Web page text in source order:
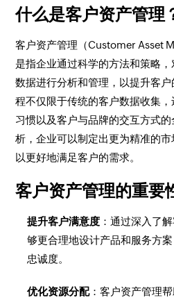
什么是客户资产管理
客户资产管理（Customer Asset
是指企业通过科学的方法和策略
数据进行分析和管理，以提升客
程不仅限于传统的客户数据收集
习惯以及客户与品牌的交互方式
析，企业可以制定出更为精准的市
以更好地满足客户的需求。
客户资产管理的重要
提升客户满意度 ：通过深入了
够更合理地设计产品和服务方
忠诚度。
优化资源分配：客户资产管理